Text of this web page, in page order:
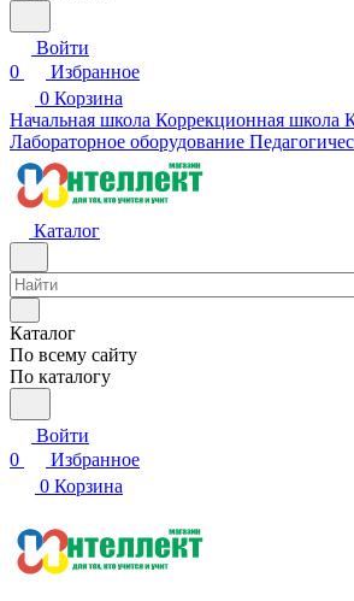
Войти
0
Избранное
0 Корзина
Начальная школа Коррекционная школа
Лабораторное оборудование
Каталог
Каталог
По всему сайту
По каталогу
Войти
0
Избранное
0 Корзина